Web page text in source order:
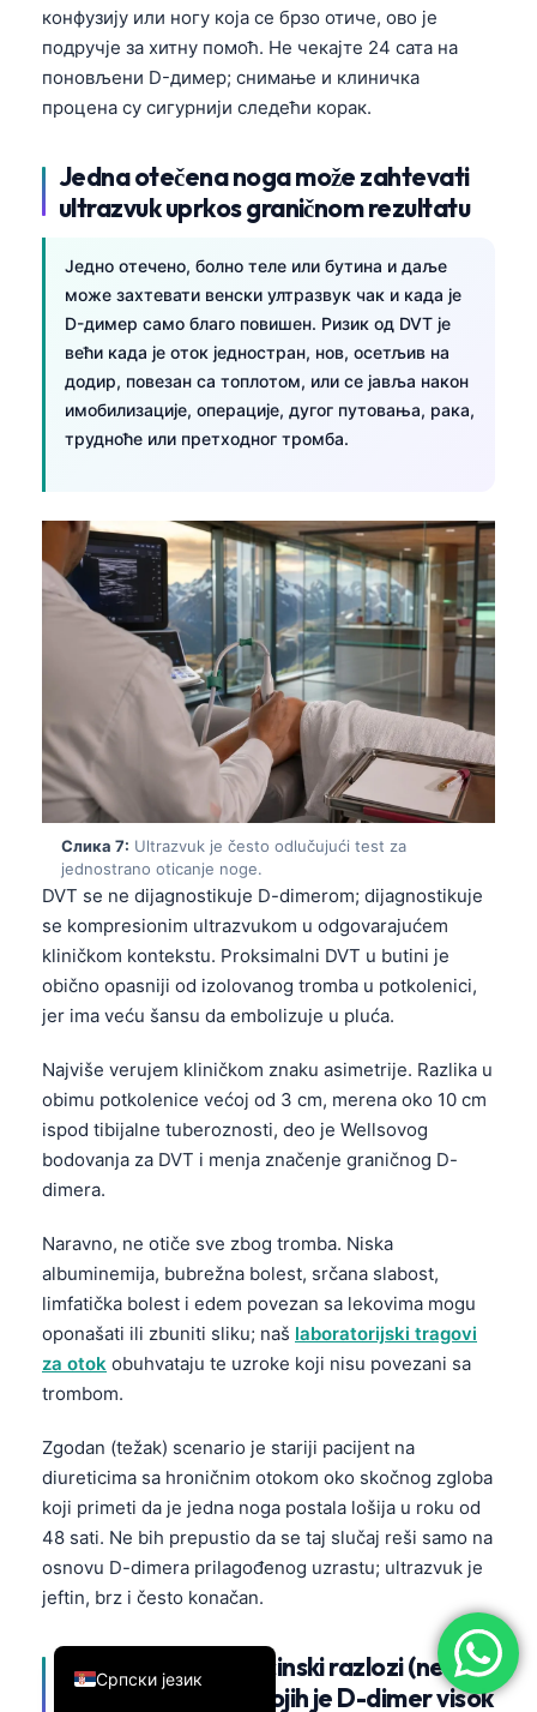
конфузију или ногу која се брзо отиче, ово је
подручје за хитну помоћ. Не чекајте 24 сата на
поновљени D-димер; снимање и клиничка
процена су сигурнији следећи корак.
Jedna otečena noga može zahtevati
ultrazvuk uprkos graničnom rezultatu
Једно отечено, болно теле или бутина и даље
може захтевати венски ултразвук чак и када је
D-димер само благо повишен. Ризик од DVT је
већи када је оток једностран, нов, осетљив на
додир, повезан са топлотом, или се јавља након
имобилизације, операције, дугог путовања, рака,
трудноће или претходног тромба.
Слика 7: Ultrazvuk je često odlučujući test za
jednostrano oticanje noge.
DVT se ne dijagnostikuje D-dimerom; dijagnostikuje
se kompresionim ultrazvukom u odgovarajućem
kliničkom kontekstu. Proksimalni DVT u butini je
obično opasniji od izolovanog tromba u potkolenici,
jer ima veću šansu da embolizuje u pluća.
Najviše verujem kliničkom znaku asimetrije. Razlika u
obimu potkolenice većoj od 3 cm, merena oko 10 cm
ispod tibijalne tuberoznosti, deo je Wellsovog
bodovanja za DVT i menja značenje graničnog D-
dimera.
Naravno, ne otiče sve zbog tromba. Niska
albuminemija, bubrežna bolest, srčana slabost,
limfatička bolest i edem povezan sa lekovima mogu
oponašati ili zbuniti sliku; naš laboratorijski tragovi
za otok obuhvataju te uzroke koji nisu povezani sa
trombom.
Zgodan (težak) scenario je stariji pacijent na
diureticima sa hroničnim otokom oko skočnog zgloba
koji primeti da je jedna noga postala lošija u roku od
48 sati. Ne bih prepustio da se taj slučaj reši samo na
osnovu D-dimera prilagođenog uzrastu; ultrazvuk je
jeftin, brz i često konačan.
Uobičajeni nemedicinski razlozi (ne-
trombotski) zbog kojih je D-dimer visok
Српски језик
Deutsch
العربية
Français
עִבְרִית
Italiano
Español
Português
Ελληνικά
Türkçe
Română
简体中文
فارسی
Български
Bahasa Indonesia
Հայերեն
Íslenska
Svenska
Bosanski
Azərbaycan dili
Eesti
日本語
Čeština
ქართული
Русский
Lietuvių kalba
한국어
Slovenščina
Shqip
বাংলা
मराठी
తెలుగు
ಕನ್ನಡ
മലയാളം